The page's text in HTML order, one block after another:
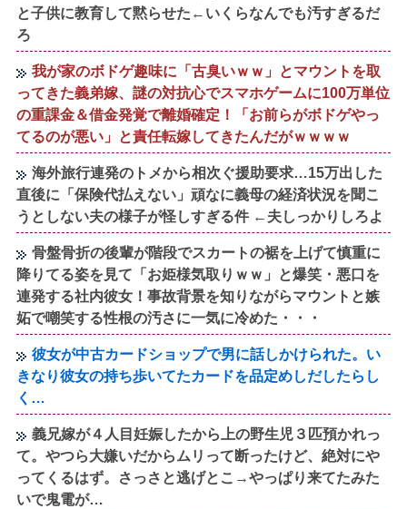
と子供に教育して黙らせた←いくらなんでも汚すぎるだ
ろ
我が家のボドゲ趣味に「古臭いｗｗ」とマウントを取
ってきた義弟嫁、謎の対抗心でスマホゲームに100万単位
の重課金＆借金発覚で離婚確定！「お前らがボドゲやっ
てるのが悪い」と責任転嫁してきたんだがｗｗｗｗ
海外旅行連発のトメから相次ぐ援助要求…15万出した
直後に「保険代払えない」頑なに義母の経済状況を聞こ
うとしない夫の様子が怪しすぎる件 ←夫しっかりしろよ
骨盤骨折の後輩が階段でスカートの裾を上げて慎重に
降りてる姿を見て「お姫様気取りｗｗ」と爆笑・悪口を
連発する社内彼女！事故背景を知りながらマウントと嫉
妬で嘲笑する性根の汚さに一気に冷めた・・・
彼女が中古カードショップで男に話しかけられた。い
きなり彼女の持ち歩いてたカードを品定めしだしたらし
く…
義兄嫁が４人目妊娠したから上の野生児３匹預かれっ
て。やつら大嫌いだからムリって断ったけど、絶対にや
ってくるはず。さっさと逃げとこ→やっぱり来てたみた
いで鬼電が…